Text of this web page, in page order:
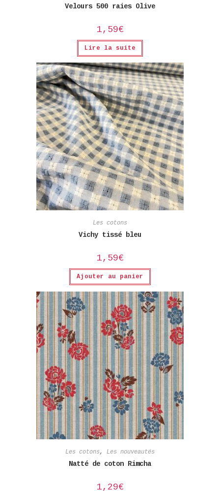
Velours 500 raies Olive
1,59€
Lire la suite
Les cotons
Vichy tissé bleu
1,59€
Ajouter au panier
Les cotons, Les nouveautés
Natté de coton Rimcha
1,29€